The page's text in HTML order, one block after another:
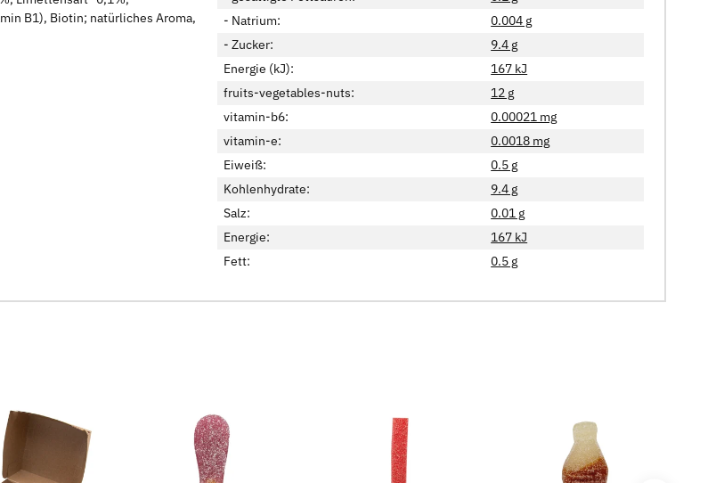
B1), Biotin; natürliches Aroma,
- Natrium:
0.004 g
- Zucker:
9.4 g
Energie (kJ):
167 kJ
fruits-vegetables-nuts:
12 g
vitamin-b6:
0.00021 mg
vitamin-e:
0.0018 mg
Eiweiß:
0.5 g
Kohlenhydrate:
9.4 g
Salz:
0.01 g
Energie:
167 kJ
Fett:
0.5 g